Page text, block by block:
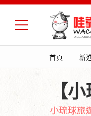
首頁 新
【
小琉球旅